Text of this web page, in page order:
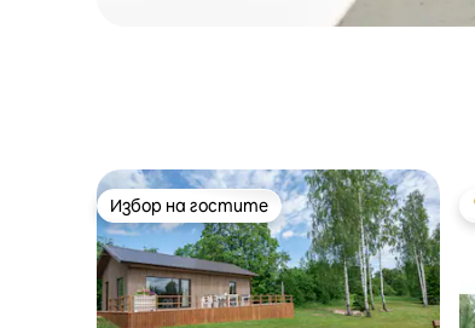
Избор на гостите
Избор на гостите